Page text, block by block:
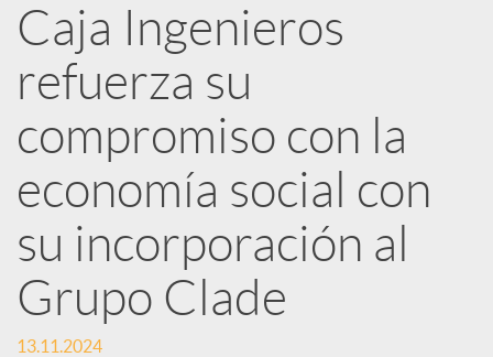
b
l
i
c
a
Caja Ingenieros
refuerza su
compromiso con la
economía social con
su incorporación al
Grupo Clade
13.11.2024